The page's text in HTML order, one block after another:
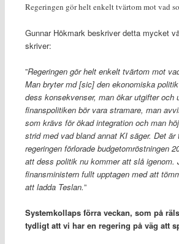
Regeringen gör helt enkelt tvärtom mot vad
Gunnar Hökmark beskriver detta mycket
skriver:
”Regeringen gör helt enkelt tvärtom mot
Man bryter md [sic] den ekonomiska
dess konsekvenser, man ökar utgifter och
finanspolitiken bör vara stramare, man
som krävs för ökad integration och man
strid med vad bland annat KI säger. Det
regeringen förlorade budgetomröstningen
att dess politik nu kommer att slå igenom.
finansministern fullt upptagen med att
att ladda Teslan.”
Systemkollaps förra veckan, som på
tydligt att vi har en regering på väg att